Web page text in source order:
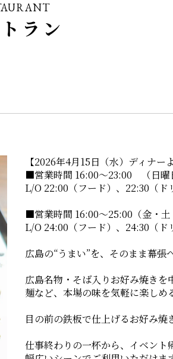
ラン
【2026年4月15日（水）ディナー
■営業時間 16:00～23:00 （日曜
L/O 22:00（フード）、22:30（ド
■営業時間 16:00～25:00（金・土
L/O 24:00（フード）、24:30（ド
広島の“うまい”を、そのまま幕張へ
広島名物・そば入りお好み焼き
麺など、本場の味を気軽に楽しめ
目の前の鉄板で仕上げるお好み焼
仕事終わりの一杯から、イベント